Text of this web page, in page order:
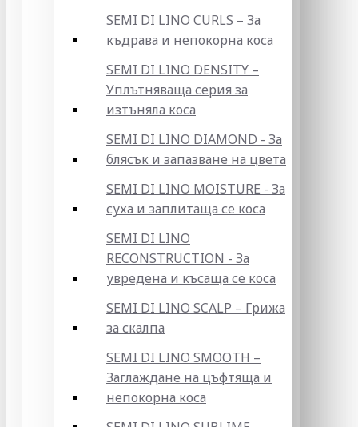
SEMI DI LINO CURLS – За
къдрава и непокорна коса
SEMI DI LINO DENSITY –
Уплътняваща серия за
изтъняла коса
SEMI DI LINO DIAMOND - За
блясък и запазване на цвета
SEMI DI LINO MOISTURE - За
суха и заплитаща се коса
SEMI DI LINO
RECONSTRUCTION - За
увредена и късаща се коса
SEMI DI LINO SCALP – Грижа
за скалпа
SEMI DI LINO SMOOTH –
Заглаждане на цъфтяща и
непокорна коса